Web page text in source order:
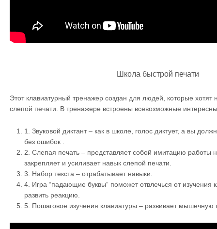
Школа быстрой печати
Этот клавиатурный тренажер создан для людей, которые хотят
слепой печати.
В тренажере встроены всевозможные
1. Звуковой диктант – как в школе, голос диктует, а вы
без ошибок .
2. Слепая печать – представляет собой имитацию работы
закрепляет и усиливает навык слепой печати.
3. Набор текста – отрабатывает навыки.
4. Игра “падающие буквы” поможет отвлечься от изучения
развить реакцию.
5. Пошаговое изучения клавиатуры – развивает мышечную